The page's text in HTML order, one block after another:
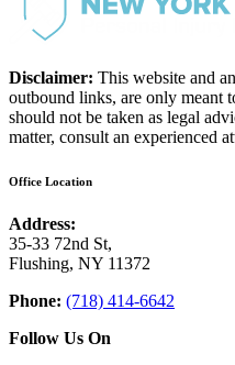
Disclaimer: This website and
outbound links, are only meant
should not be taken as legal
matter, consult an experienced
Office Location
Address:
35-33 72nd St,
Flushing, NY 11372
Phone: (718) 414-6642
Follow Us On